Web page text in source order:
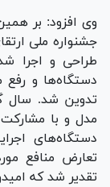
وی افزود: بر
جشنواره ملی
طراحی و اجرا
دستگاه‌ها و رفع
تدوین شد. سال
مدل و با مشارکت
دستگاه‌های
تعارض منافع
تقدیر شد که